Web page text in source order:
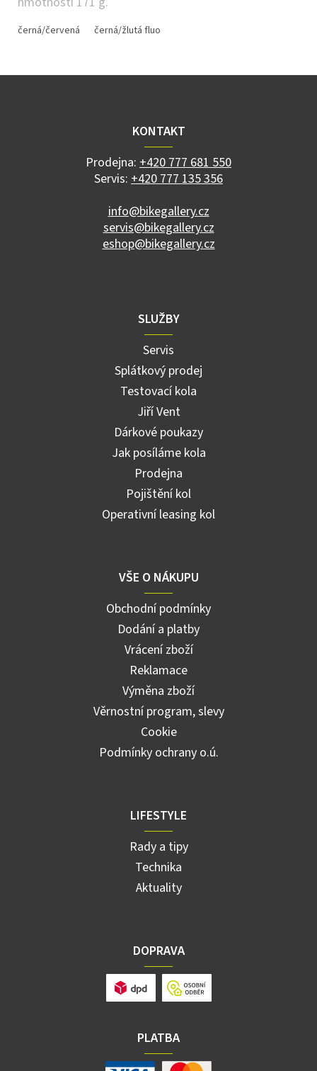
černá/červená černá/žlutá fluo
KONTAKT
Prodejna: +420 777 681 550
Servis: +420 777 135 356
info@bikegallery.cz
servis@bikegallery.cz
eshop@bikegallery.cz
SLUŽBY
Servis
Splátkový prodej
Testovací kola
Jiří Vent
Dárkové poukazy
Jak posíláme kola
Prodejna
Pojištění kol
Operativní leasing kol
VŠE O NÁKUPU
Obchodní podmínky
Dodání a platby
Vrácení zboží
Reklamace
Výměna zboží
Věrnostní program, slevy
Cookie
Podmínky ochrany o.ú.
LIFESTYLE
Rady a tipy
Technika
Aktuality
DOPRAVA
PLATBA